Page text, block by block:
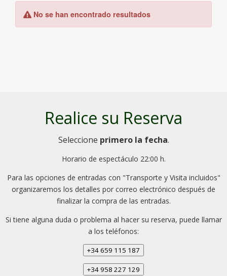
Realice su Reserva
Seleccione primero la fecha.
Horario de espectáculo 22:00 h.
Para las opciones de entradas con "Transporte y Visita incluidos"
organizaremos los detalles por correo electrónico después de
finalizar la compra de las entradas.
Si tiene alguna duda o problema al hacer su reserva, puede llamar
a los teléfonos:
+34 659 115 187
+34 958 227 129